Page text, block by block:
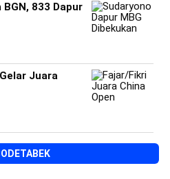
833 Dapur
Juara